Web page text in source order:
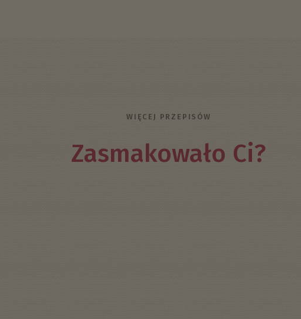
WIĘCEJ PRZEPISÓW
Zasmakowało Ci?